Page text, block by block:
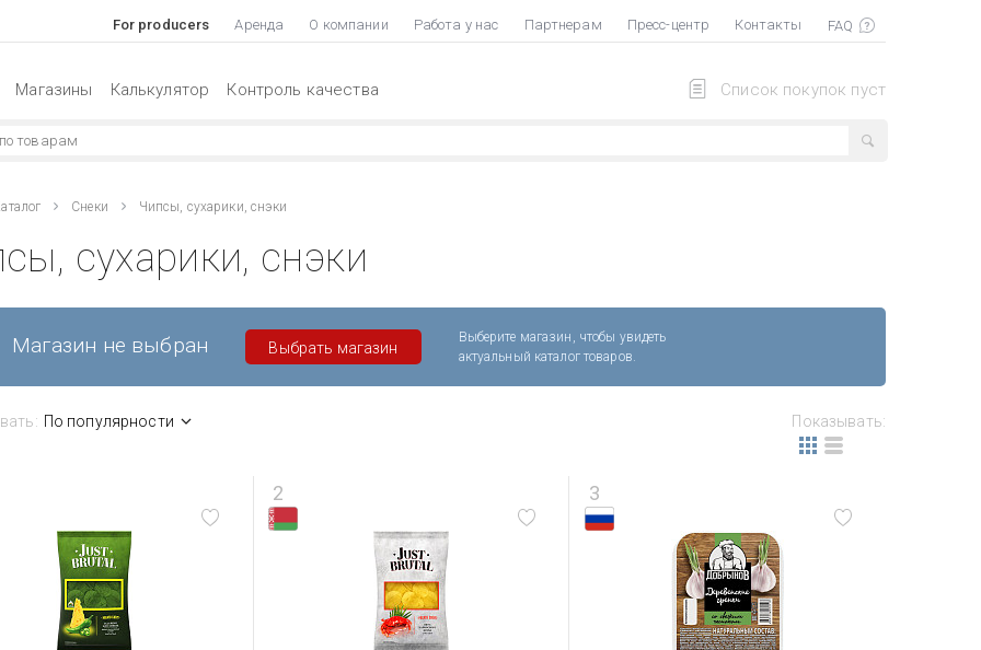
For producers Аренда О компании Работа у нас Партнерам Пресс-центр Контакты
Список покупок пуст
Магазины Калькулятор Контроль качества
Снеки Чипсы, сухарики, снэки
сухарики, снэки
Магазин не выбран Выбрать магазин
Выберите магазин, чтобы увидеть
актуальный каталог товаров.
По популярности Показывать:
2 3